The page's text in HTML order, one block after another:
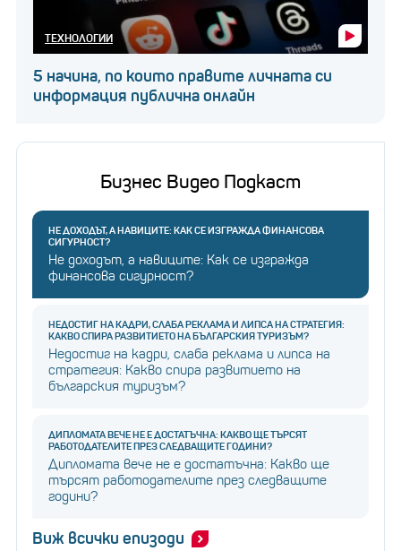
ТЕХНОЛОГИИ
5 начина, по които правите личната си
информация публична онлайн
Бизнес Видео Подкаст
НЕ ДОХОДЪТ, А НАВИЦИТЕ: КАК СЕ ИЗГРАЖДА ФИНАНСОВА
СИГУРНОСТ?
Не доходът, а навиците: Как се изгражда
финансова сигурност?
НЕДОСТИГ НА КАДРИ, СЛАБА РЕКЛАМА И ЛИПСА НА СТРАТЕГИЯ:
КАКВО СПИРА РАЗВИТИЕТО НА БЪЛГАРСКИЯ ТУРИЗЪМ?
Недостиг на кадри, слаба реклама и липса на
стратегия: Какво спира развитието на
българския туризъм?
ДИПЛОМАТА ВЕЧЕ НЕ Е ДОСТАТЪЧНА: КАКВО ЩЕ ТЪРСЯТ
РАБОТОДАТЕЛИТЕ ПРЕЗ СЛЕДВАЩИТЕ ГОДИНИ?
Дипломата вече не е достатъчна: Какво ще
търсят работодателите през следващите
години?
Виж всички епизоди